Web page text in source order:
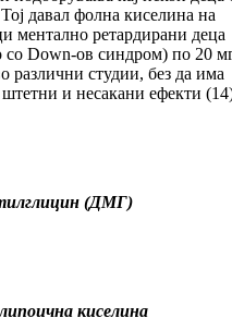
давал фолна киселина на
ментално ретардирани деца
со Down-ов синдром) по 20
различни студии, без да има
и несакани ефекти
(ДМГ)
киселина